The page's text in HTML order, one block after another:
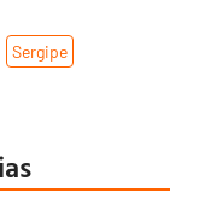
Sergipe